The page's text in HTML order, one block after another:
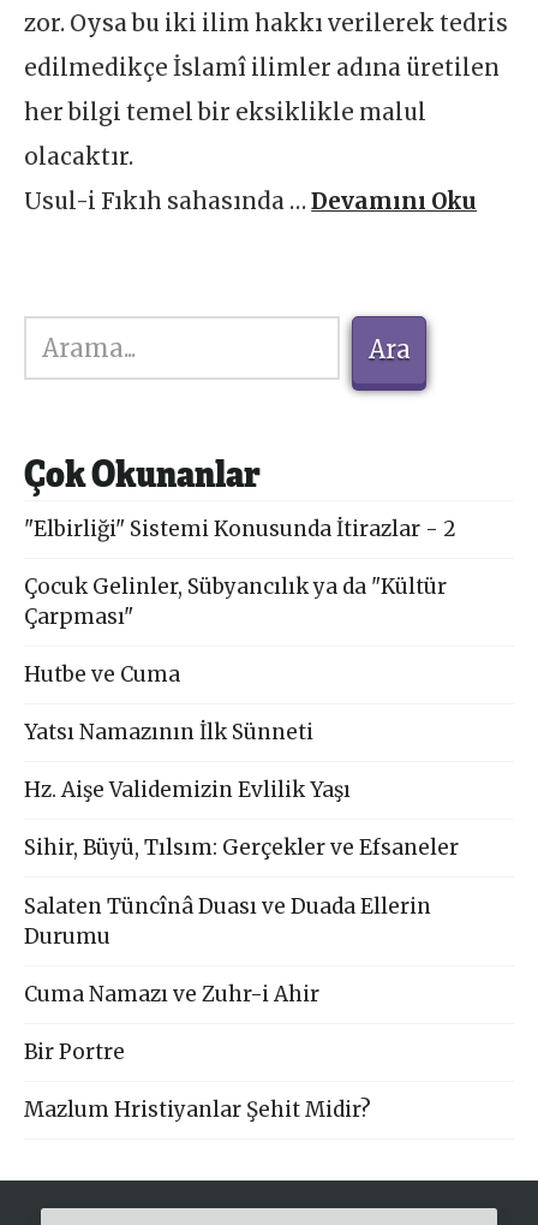
zor. Oysa bu iki ilim hakkı verilerek tedris
edilmedikçe İslamî ilimler adına üretilen
her bilgi temel bir eksiklikle malul
olacaktır.
Usul-i Fıkıh sahasında …Devamını Oku
Ara
Ara
Çok Okunanlar
"Elbirliği" Sistemi Konusunda İtirazlar - 2
Çocuk Gelinler, Sübyancılık ya da "Kültür
Çarpması"
Hutbe ve Cuma
Yatsı Namazının İlk Sünneti
Hz. Aişe Validemizin Evlilik Yaşı
Sihir, Büyü, Tılsım: Gerçekler ve Efsaneler
Salaten Tüncînâ Duası ve Duada Ellerin
Durumu
Cuma Namazı ve Zuhr-i Ahir
Bir Portre
Mazlum Hristiyanlar Şehit Midir?